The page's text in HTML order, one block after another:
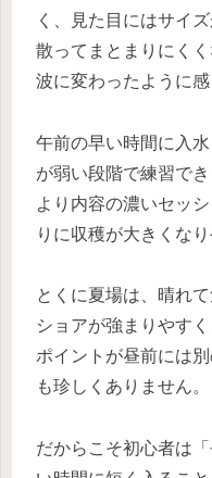
く、見た目にはサイ
散ってまとまりにく
波に変わったように感
午前の早い時間に入
が弱い段階で練習で
より内容の濃いセッ
りに収穫が大きくな
とくに夏場は、晴れ
ショアが強まりやす
ポイントが昼前には
も珍しくありません。
だからこそ初心者は